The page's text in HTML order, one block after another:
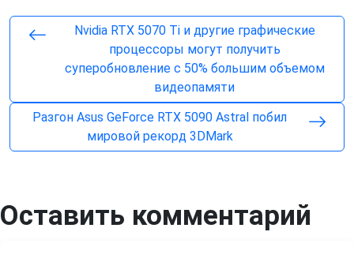
Nvidia RTX 5070 Ti и другие графические
процессоры могут получить
суперобновление с 50% большим объемом
видеопамяти
Разгон Asus GeForce RTX 5090 Astral побил
мировой рекорд 3DMark
Оставить комментарий